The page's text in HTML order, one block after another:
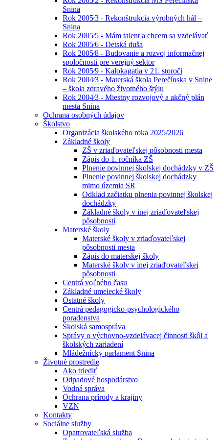
Snina
Rok 2005⁄3 - Rekonštrukcia výrobných hál –
Snina
Rok 2005⁄5 - Mám talent a chcem sa vzdelávať
Rok 2005⁄6 - Detská duša
Rok 2005⁄8 - Budovanie a rozvoj informačnej
spoločnosti pre verejný sektor
Rok 2005⁄9 - Kalokagatia v 21. storočí
Rok 2004⁄3 - Materská škola Perečínska v Snine
– škola zdravého životného štýlu
Rok 2004⁄3 - Miestny rozvojový a akčný plán
mesta Snina
Ochrana osobných údajov
Školstvo
Organizácia školského roka 2025/2026
Základné školy
ZŠ v zriaďovateľskej pôsobnosti mesta
Zápis do 1. ročníka ZŠ
Plnenie povinnej školskej dochádzky v ZŠ
Plnenie povinnej školskej dochádzky
mimo územia SR
Odklad začiatku plnenia povinnej školskej
dochádzky
Základné školy v inej zriaďovateľskej
pôsobnosti
Materské školy
Materské školy v zriaďovateľskej
pôsobnosti mesta
Zápis do materskej školy
Materské školy v inej zriaďovateľskej
pôsobnosti
Centrá voľného času
Základné umelecké školy
Ostatné školy
Centrá pedagogicko-psychologického
poradenstva
Školská samospráva
Správy o výchovno-vzdelávacej činnosti škôl a
školských zariadení
Mládežnícky parlament Snina
Životné prostredie
Ako triediť
Odpadové hospodárstvo
Vodná správa
Ochrana prírody a krajiny
VZN
Kontakty
Sociálne služby
Opatrovateľská služba